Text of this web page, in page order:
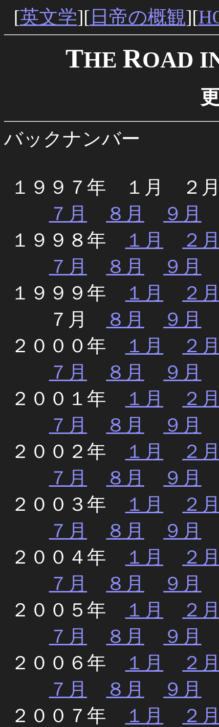
[英文学][ 日帝の概観][
THE ROAD
バックナンバー
１９９７年 １月
７月
８月
９月
１９９８年
１月
２
７月
８月
９月
１９９９年
１月
２
７月
８月
９月
２０００年
１月
２
７月
８月
９月
２００１年
１月
２
７月
８月
９月
２００２年
１月
２
７月
８月
９月
２００３年
１月
２
７月
８月
９月
２００４年
１月
２
７月
８月
９月
２００５年
１月
２
７月
８月
９月
２００６年
１月
２
７月
８月
９月
２００７年
１月
２